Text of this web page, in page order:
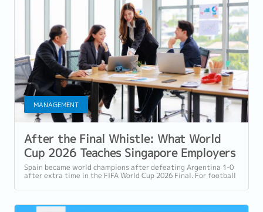
MANAGEMENT
After the Final Whistle: What World
Cup 2026 Teaches Singapore Employers
About Building Team Culture
Spain became world champions after defeating Argentina 1-0
after extra time in the FIFA World Cup 2026 Final. For football